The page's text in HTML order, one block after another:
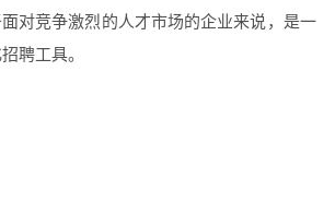
对竞争激烈的人才市场的企业来说，是一
聘工具。